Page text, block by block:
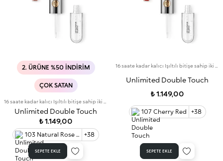
2. ÜRÜNE %50 İNDIRIM
ÇOK SATAN
Unlimited Double Touch
₺ 1.149,00
103 Natural Rose 60 +38
SEPETE EKLE
Unlimited Double Touch
₺ 1.149,00
107 Cherry Red +38
SEPETE EKLE